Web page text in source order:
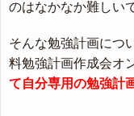
のはなかなか難しい
そんな勉強計画につ
料勉強計画作成会オ
て自分専用の勉強計